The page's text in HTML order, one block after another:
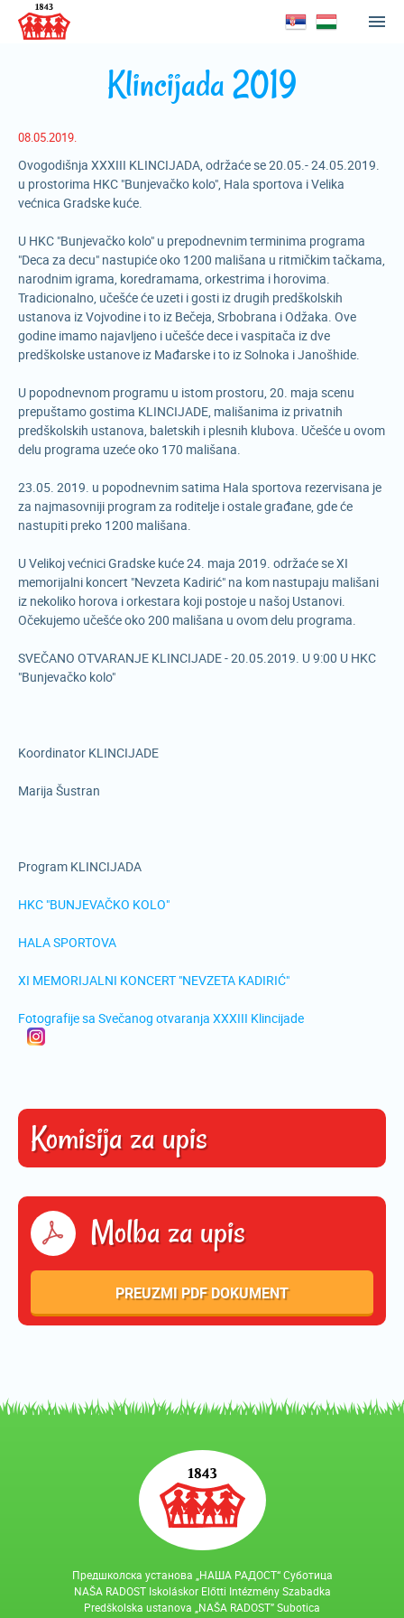
Klincijada 2019
08.05.2019.
Ovogodišnja XXXIII KLINCIJADA, održaće se 20.05.- 24.05.2019.
u prostorima HKC "Bunjevačko kolo", Hala sportova i Velika
većnica Gradske kuće.
U HKC "Bunjevačko kolo" u prepodnevnim terminima programa
"Deca za decu" nastupiće oko 1200 mališana u ritmičkim tačkama,
narodnim igrama, koredramama, orkestrima i horovima.
Tradicionalno, učešće će uzeti i gosti iz drugih predškolskih
ustanova iz Vojvodine i to iz Bečeja, Srbobrana i Odžaka. Ove
godine imamo najavljeno i učešće dece i vaspitača iz dve
predškolske ustanove iz Mađarske i to iz Solnoka i Janošhide.
U popodnevnom programu u istom prostoru, 20. maja scenu
prepuštamo gostima KLINCIJADE, mališanima iz privatnih
predškolskih ustanova, baletskih i plesnih klubova. Učešće u ovom
delu programa uzeće oko 170 mališana.
23.05. 2019. u popodnevnim satima Hala sportova rezervisana je
za najmasovniji program za roditelje i ostale građane, gde će
nastupiti preko 1200 mališana.
U Velikoj većnici Gradske kuće 24. maja 2019. održaće se XI
memorijalni koncert "Nevzeta Kadirić" na kom nastupaju mališani
iz nekoliko horova i orkestara koji postoje u našoj Ustanovi.
Očekujemo učešće oko 200 mališana u ovom delu programa.
SVEČANO OTVARANJE KLINCIJADE - 20.05.2019. U 9:00 U HKC
"Bunjevačko kolo"
Koordinator KLINCIJADE
Marija Šustran
Program KLINCIJADA
HKC "BUNJEVAČKO KOLO"
HALA SPORTOVA
XI MEMORIJALNI KONCERT "NEVZETA KADIRIĆ"
Fotografije sa Svečanog otvaranja XXXIII Klincijade
Komisija za upis
Molba za upis
PREUZMI PDF DOKUMENT
Предшколска установа „НАША РАДОСТ“ Суботица
NAŠA RADOST Iskoláskor Előtti Intézmény Szabadka
Predškolska ustanova „NAŠA RADOST” Subotica